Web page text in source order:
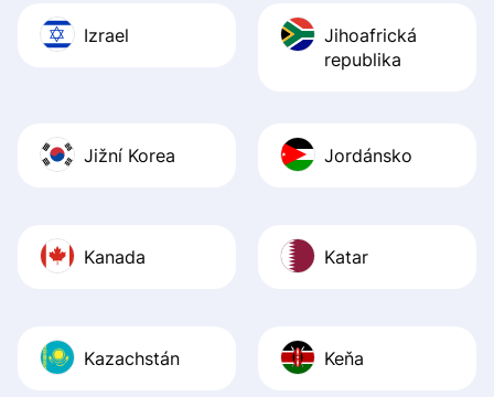
Izrael
Jihoafrická
republika
Jižní Korea Jordánsko
Kanada Katar
Kazachstán Keňa